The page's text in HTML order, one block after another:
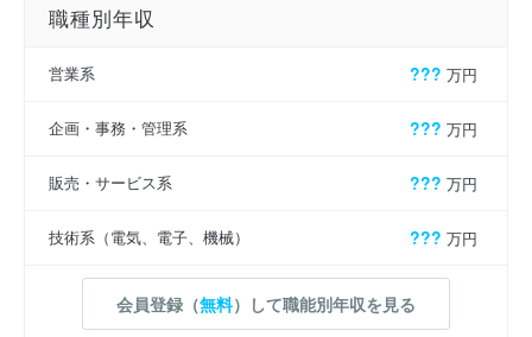
職種別年収
営業系 ??? 万円
企画・事務・管理系 ??? 万円
販売・サービス系 ??? 万円
技術系（電気、電子、機械） ??? 万円
会員登録（無料）して職能別年収を見る